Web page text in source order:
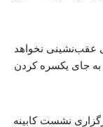
عقب‌نشینی نخواهد
به جای یکسره کردن
نشست کابینه